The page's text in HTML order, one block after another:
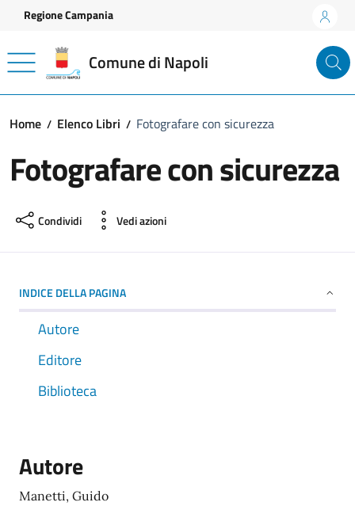
Vai ai contenuti
Vai al footer
Regione Campania
Comune di Napoli
Home Elenco Libri Fotografare con sicurezza
Fotografare con sicurezza
Condividi Vedi azioni
INDICE DELLA PAGINA
Autore
Editore
Biblioteca
Autore
Manetti, Guido